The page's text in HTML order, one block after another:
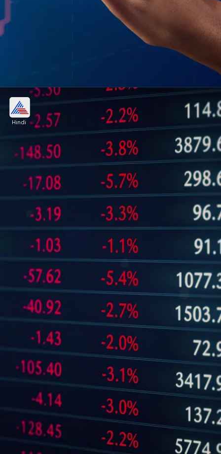
180 प्रतिशत प्रीमियम पर लिस्ट हुआ Trident
Techlabs का शेयर
Trident Techlabs का शेयर NSE के SME प्लेटफॉर्म पर
180.4% प्रीमियम के साथ 98.15 रुपये पर लिस्ट हुआ। इसका
प्राइस बैंड 33-35 रुपये था।
Image credits: freepik
Hindi